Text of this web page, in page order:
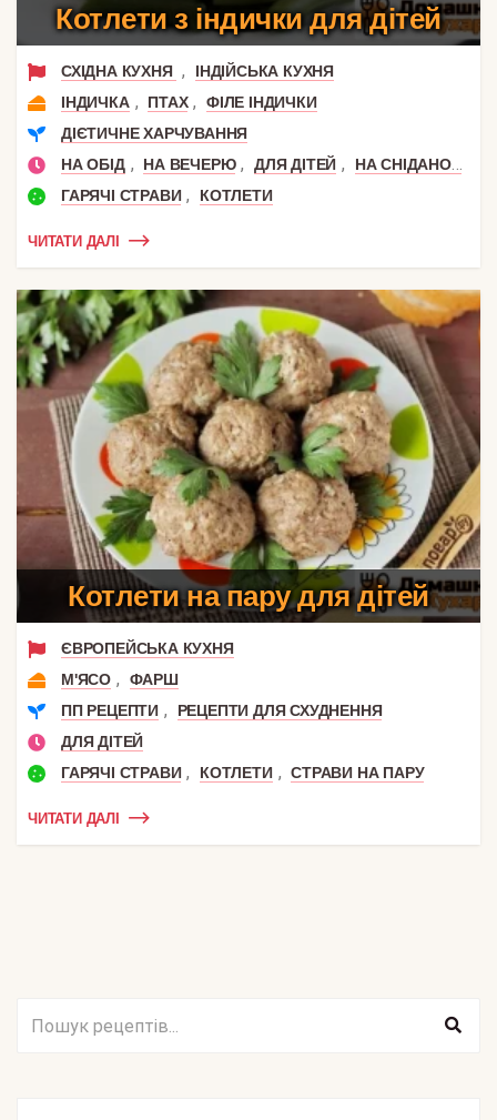
Котлети з індички для дітей
СХІДНА КУХНЯ ,
ІНДІЙСЬКА КУХНЯ
ІНДИЧКА , ПТАХ ,
ФІЛЕ ІНДИЧКИ
ДІЄТИЧНЕ ХАРЧУВАННЯ
НА ОБІД , НА ВЕЧЕРЮ , ДЛЯ ДІТЕЙ , НА СНІДАНОК
ГАРЯЧІ СТРАВИ , КОТЛЕТИ
ЧИТАТИ ДАЛІ
Котлети на пару для дітей
ЄВРОПЕЙСЬКА КУХНЯ
М'ЯСО ,
ФАРШ
ПП РЕЦЕПТИ ,
РЕЦЕПТИ ДЛЯ СХУДНЕННЯ
ДЛЯ ДІТЕЙ
ГАРЯЧІ СТРАВИ , КОТЛЕТИ , СТРАВИ НА ПАРУ
ЧИТАТИ ДАЛІ